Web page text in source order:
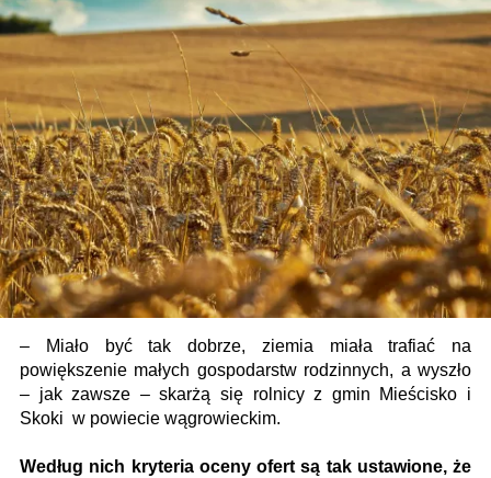
– Miało być tak dobrze, ziemia miała trafiać na
powiększenie małych gospodarstw rodzinnych, a wyszło
– jak zawsze – skarżą się rolnicy z gmin Mieścisko i
Skoki w powiecie wągrowieckim.
Według nich kryteria oceny ofert są tak ustawione, że